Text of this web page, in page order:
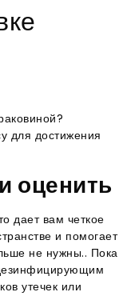
для достижения
оценить
дает вам четкое
и помогает
не нужны.. Пока
утечек или